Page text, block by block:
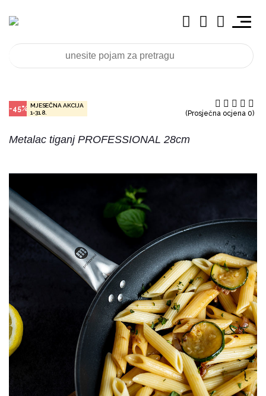
Metalac tiganj PROFESSIONAL 28cm
(Prosječna ocjena 0)
-45% MJESEČNA AKCIJA
1-31.8.